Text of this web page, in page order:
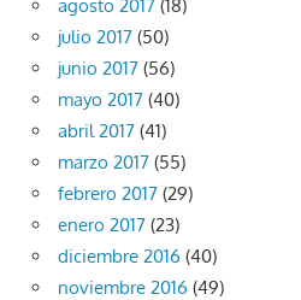
agosto 2017 (18)
julio 2017 (50)
junio 2017 (56)
mayo 2017 (40)
abril 2017 (41)
marzo 2017 (55)
febrero 2017 (29)
enero 2017 (23)
diciembre 2016 (40)
noviembre 2016 (49)